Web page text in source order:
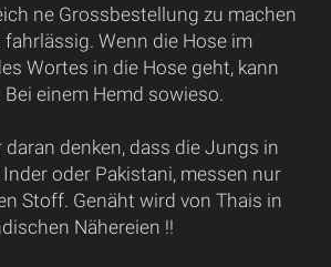
ne Grossbestellung zu machen
Wenn die Hose im
Wortes in die Hose geht, kann
einem Hemd sowieso.
denken, dass die Jungs in
oder Pakistani, messen nur
Stoff. Genäht wird von Thais in
Nähereien !!